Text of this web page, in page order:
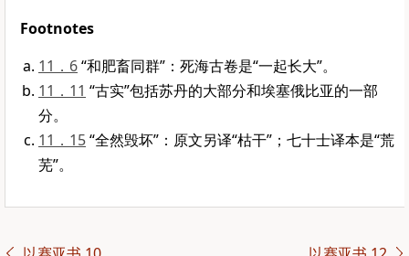
Footnotes
11．6“和肥畜同群”：死海古卷是“一起长大”。
11．11 “古实”包括苏丹的大部分和埃塞俄比亚的一部
分。
11．15“全然毁坏”：原文另译“枯干”；七十士译本是“荒
芜”。